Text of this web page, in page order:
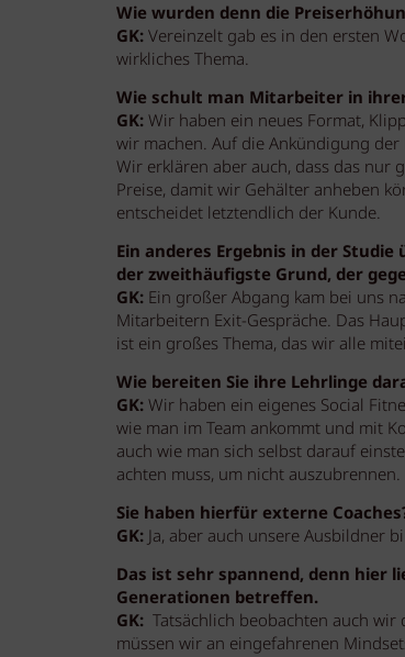
Wie wurden denn die
GK: Vereinzelt gab es in den ersten
wirkliches Thema.
Wie schult man Mitarbeiter in
GK: Wir haben ein neues Format,
wir machen. Auf die Ankündigung
Wir erklären aber auch, dass das nur
Preise, damit wir Gehälter anheben
entscheidet letztendlich der Kunde.
Ein anderes Ergebnis in der
der zweithäufigste Grund, der
GK: Ein großer Abgang kam bei uns
Mitarbeitern Exit-Gespräche. Das
ist ein großes Thema, das wir alle
Wie bereiten Sie ihre Lehrlinge
GK: Wir haben ein eigenes Social
wie man im Team ankommt und mit
auch wie man sich selbst darauf
achten muss, um nicht
Sie haben hierfür externe
GK:Ja, aber auch unsere Ausbildner
Das ist sehr spannend, denn hier
Generationen betreffen.
GK: Tatsächlich beobachten auch
müssen wir an eingefahrenen